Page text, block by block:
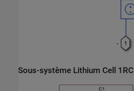
Sous-système Lithium Cell 1RC